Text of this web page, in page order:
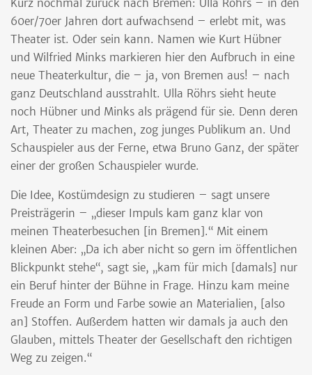
Kurz nochmal zurück nach Bremen: Ulla Röhrs – in den
60er/70er Jahren dort aufwachsend – erlebt mit, was
Theater ist. Oder sein kann. Namen wie Kurt Hübner
und Wilfried Minks markieren hier den Aufbruch in eine
neue Theaterkultur, die – ja, von Bremen aus! – nach
ganz Deutschland ausstrahlt. Ulla Röhrs sieht heute
noch Hübner und Minks als prägend für sie. Denn deren
Art, Theater zu machen, zog junges Publikum an. Und
Schauspieler aus der Ferne, etwa Bruno Ganz, der später
einer der großen Schauspieler wurde.
Die Idee, Kostümdesign zu studieren – sagt unsere
Preisträgerin – „dieser Impuls kam ganz klar von
meinen Theaterbesuchen [in Bremen].“ Mit einem
kleinen Aber: „Da ich aber nicht so gern im öffentlichen
Blickpunkt stehe“, sagt sie, „kam für mich [damals] nur
ein Beruf hinter der Bühne in Frage. Hinzu kam meine
Freude an Form und Farbe sowie an Materialien, [also
an] Stoffen. Außerdem hatten wir damals ja auch den
Glauben, mittels Theater der Gesellschaft den richtigen
Weg zu zeigen.“